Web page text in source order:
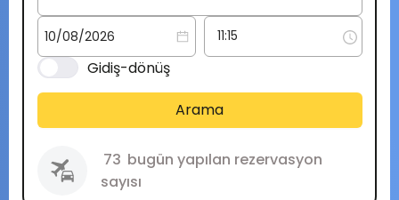
Gidiş-dönüş
Arama
73 bugün yapılan rezervasyon
sayısı